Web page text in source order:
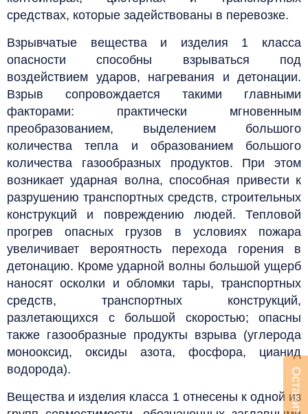
средствах, которые задействованы в перевозке.
Взрывчатые вещества и изделия 1 класса
опасности способны взрываться под
воздействием ударов, нагревания и детонации.
Взрыв сопровождается такими главными
факторами: практически мгновенным
преобразованием, выделением большого
количества тепла и образованием большого
количества газообразных продуктов. При этом
возникает ударная волна, способная привести к
разрушению транспортных средств, строительных
конструкций и повреждению людей. Тепловой
прогрев опасных грузов в условиях пожара
увеличивает вероятность перехода горения в
детонацию. Кроме ударной волны большой ущерб
наносят осколки и обломки тары, транспортных
средств, транспортных конструкций,
разлетающихся с большой скоростью; опасны
также газообразные продукты взрыва (углерода
монооксид, оксиды азота, фосфора, цианид
водорода).
Вещества и изделия класса 1 отнесены к одной из